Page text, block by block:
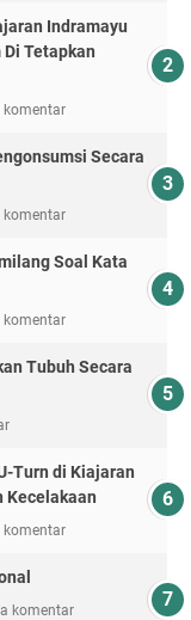
Indramayu
Tetapkan
komentar
Secara
komentar
Soal Kata
komentar
Tubuh Secara
Turn di Kiajaran
Kecelakaan
komentar
komentar